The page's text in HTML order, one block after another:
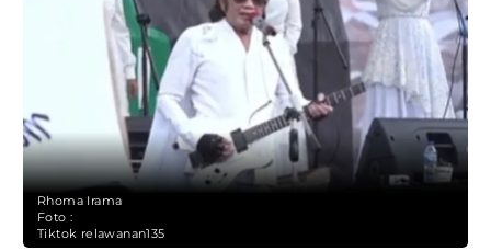
Rhoma Irama
Foto :
Tiktok relawanan135